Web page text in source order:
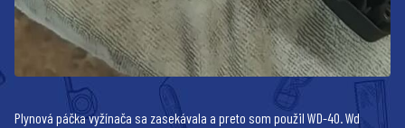
Plynová páčka vyžínača sa zasekávala a preto som použil WD-40. Wd